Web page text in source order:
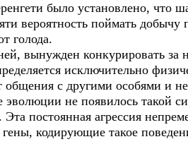
было установлено, что
вероятность поймать добычу
голода.
вынужден конкурировать за
исключительно
с другими особями и не
не появилось такой
постоянная агрессия
гены, кодирующие такое